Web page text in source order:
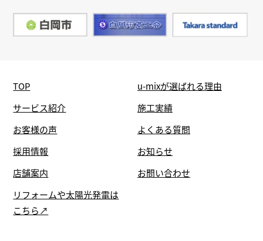
TOP
u-mixが選ばれる理由
サービス紹介
施工実績
お客様の声
よくある質問
採用情報
お知らせ
店舗案内
お問い合わせ
リフォームや太陽光発電は
こちら↗